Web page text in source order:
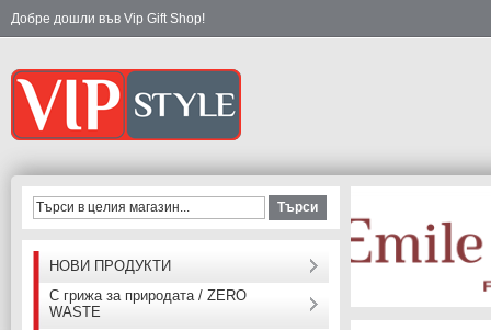
Добре дошли във Vip Gift Shop!
Търси
НОВИ ПРОДУКТИ
С грижа за природата / ZERO
WASTE